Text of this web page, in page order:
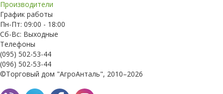
Производители
График работы
Пн-Пт: 09:00 - 18:00
Сб-Вс: Выходные
Телефоны
(095) 502-53-44
(096) 502-53-44
©Торговый дом "АгроАнталь", 2010–2026